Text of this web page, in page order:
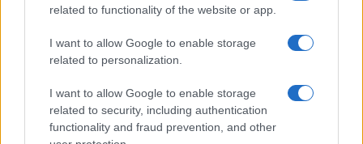
related to functionality of the website or app.
I want to allow Google to enable storage
related to personalization.
I want to allow Google to enable storage
related to security, including authentication
functionality and fraud prevention, and other